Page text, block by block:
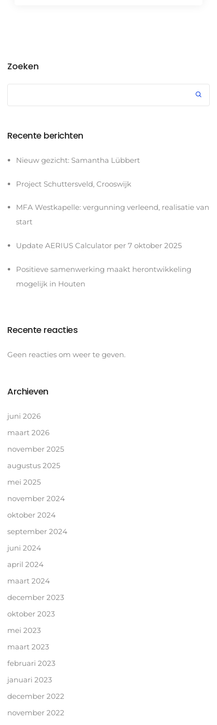
Zoeken
Recente berichten
Nieuw gezicht: Samantha Lübbert
Project Schuttersveld, Crooswijk
MFA Westkapelle: vergunning verleend, realisatie van
start
Update AERIUS Calculator per 7 oktober 2025
Positieve samenwerking maakt herontwikkeling
mogelijk in Houten
Recente reacties
Geen reacties om weer te geven.
Archieven
juni 2026
maart 2026
november 2025
augustus 2025
mei 2025
november 2024
oktober 2024
september 2024
juni 2024
april 2024
maart 2024
december 2023
oktober 2023
mei 2023
maart 2023
februari 2023
januari 2023
december 2022
november 2022